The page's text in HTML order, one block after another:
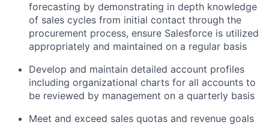
forecasting by demonstrating in depth knowledge
of sales cycles from initial contact through the
procurement process, ensure Salesforce is utilized
appropriately and maintained on a regular basis
Develop and maintain detailed account profiles
including organizational charts for all accounts to
be reviewed by management on a quarterly basis
Meet and exceed sales quotas and revenue goals